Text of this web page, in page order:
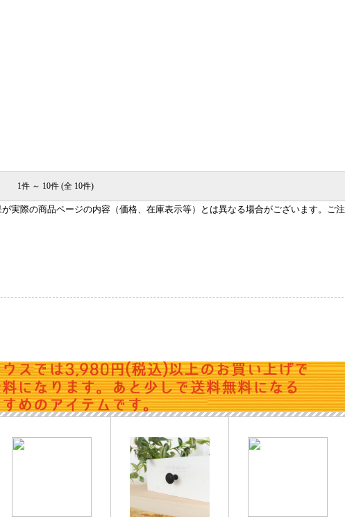
1件 ～ 10件 (全 10件)
実際の商品ページの内容（価格、在庫表示等）とは異なる場合がございます。ご注